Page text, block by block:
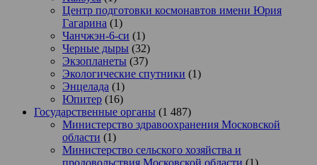
Центр подготовки космонавтов имени Юрия
Гагарина (1)
Чанчжэн-6-си (1)
Черные дыры (32)
Экзопланеты (37)
Экологические спутники (1)
Энцелада (1)
Юпитер (16)
Государственные органы (1 487)
Министерство здравоохранения Московской
области (1)
Министерство сельского хозяйства и